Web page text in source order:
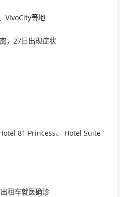
VivoCity等地
，27日出现症状
81 Princess、 Hotel Suite
租车就医确诊